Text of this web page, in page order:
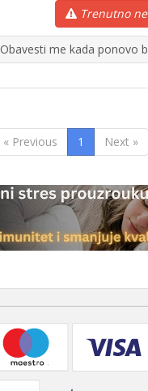
Trenutno
Obavesti me kada ponovo
« Previous 1 Next »